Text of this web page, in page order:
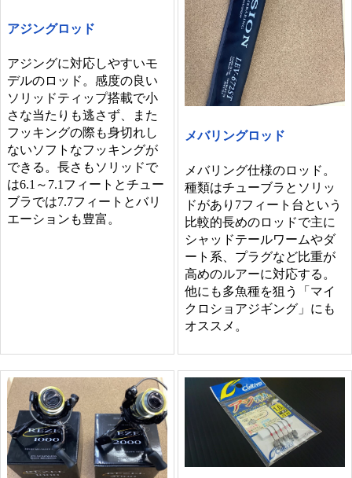
アジングロッド
アジングに対応しやすいモ
デルのロッド。感度の良い
ソリッドティップ搭載で小
さな当たりも逃さず、また
フッキングの際も身切れし
ないソフトなフッキングが
できる。長さもソリッドで
は6.1～7.1フィートとチュー
ブラでは7.7フィートとバリ
エーションも豊富。
メバリングロッド
メバリング仕様のロッド。
種類はチューブラとソリッ
ドがあり7フィート台という
比較的長めのロッドで主に
シャッドテールワームやダ
ート系、プラグなど比重が
高めのルアーに対応する。
他にも多魚種を狙う「マイ
クロショアジギング」にも
オススメ。